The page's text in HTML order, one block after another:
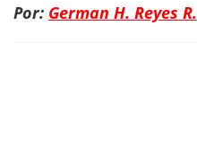
Por: German H. Reyes R.